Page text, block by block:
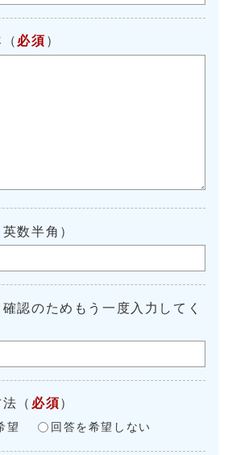
（ 必須 ）
数半角）
認のためもう一度入力してく
（ 必須 ）
望 回答を希望しない